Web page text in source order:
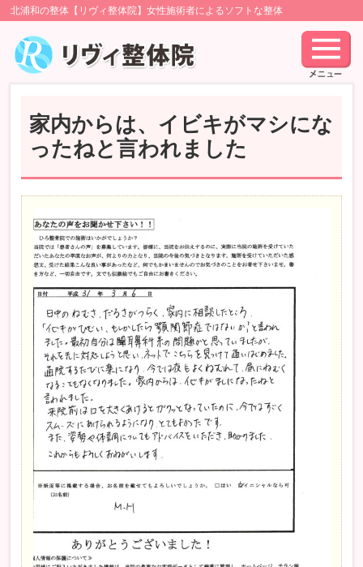
北浦和の整体【リヴィ整体院】女性施術者によるソフトな整体
家内からは、イビキがマシにな
ったねと言われました